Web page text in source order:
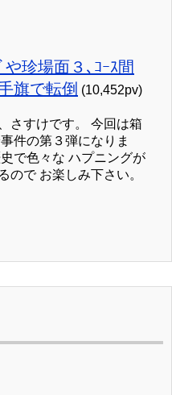
珍場面３､ｺｰｽ間
旗で転倒 (10,452pv)
さすけです。 今回は箱
件の第３弾になりま
で色々な ハプニングが
ので お楽しみ下さい。